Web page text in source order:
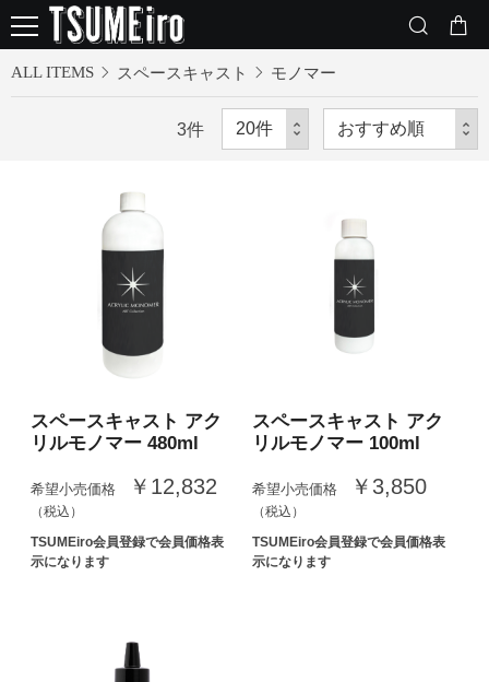
ALL ITEMS スペースキャスト モノマー
3件
スペースキャスト アク
リルモノマー 480ml
希望小売価格 ￥12,832
（税込）
TSUMEiro会員登録で会員価格表
示になります
スペースキャスト アク
リルモノマー 100ml
希望小売価格 ￥3,850
（税込）
TSUMEiro会員登録で会員価格表
示になります